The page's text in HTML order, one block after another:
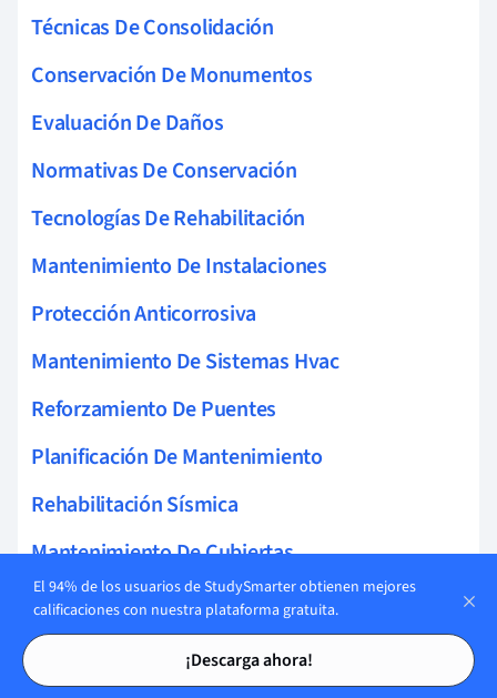
Tarjetas de estudio
Tarjetas de estudio
Técnicas De Consolidación
Conservación De Monumentos
Evaluación De Daños
Normativas De Conservación
Tecnologías De Rehabilitación
Mantenimiento De Instalaciones
Protección Anticorrosiva
Mantenimiento De Sistemas Hvac
Reforzamiento De Puentes
Planificación De Mantenimiento
Rehabilitación Sísmica
Mantenimiento De Cubiertas
Técnicas De Refuerzo
Inspección Visual
El 94% de los usuarios de StudySmarter obtienen mejores
calificaciones con nuestra plataforma gratuita.
¡Descarga ahora!